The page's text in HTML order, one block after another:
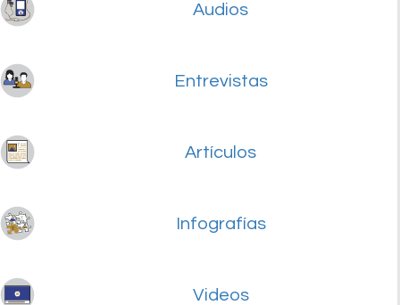
Audios
Entrevistas
Artículos
Infografías
Videos